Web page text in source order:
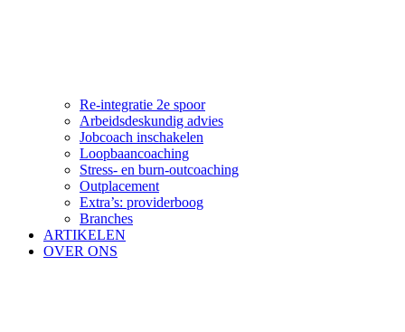
Re-integratie 2e spoor
Arbeidsdeskundig advies
Jobcoach inschakelen
Loopbaancoaching
Stress- en burn-outcoaching
Outplacement
Extra’s: providerboog
Branches
ARTIKELEN
OVER ONS